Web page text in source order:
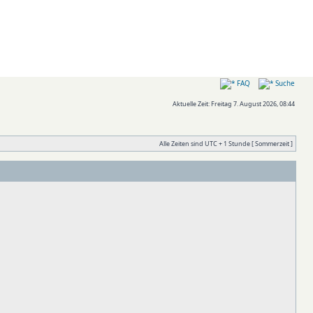
FAQ Suche
Aktuelle Zeit: Freitag 7. August 2026, 08:44
Alle Zeiten sind UTC + 1 Stunde [ Sommerzeit ]